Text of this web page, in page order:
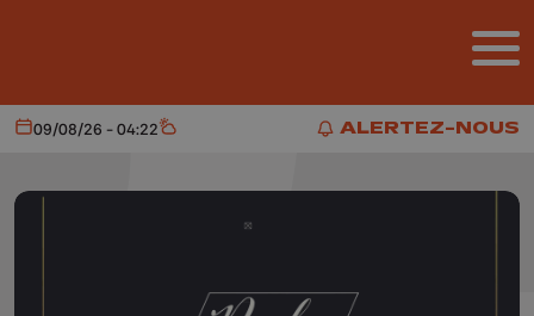
ALERTEZ-NOUS
ALERTEZ-NOUS
Aujourd'hui
09/08/26 - 04:22 Météo